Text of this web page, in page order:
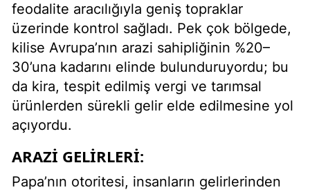
feodalite aracılığıyla geniş topraklar
üzerinde kontrol sağladı. Pek çok bölgede,
kilise Avrupa’nın arazi sahipliğinin %20–
30’una kadarını elinde bulunduruyordu; bu
da kira, tespit edilmiş vergi ve tarımsal
ürünlerden sürekli gelir elde edilmesine yol
açıyordu.
ARAZI GELIRLERI:
Papa’nın otoritesi, insanların gelirlerinden